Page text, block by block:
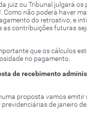
juiz ou Tribunal julgará
Como não poderá haver
do retroativo, e
as contribuições futuras
que os cálculos
no pagamento.
de recebimento
proposta vamos
de janeiro